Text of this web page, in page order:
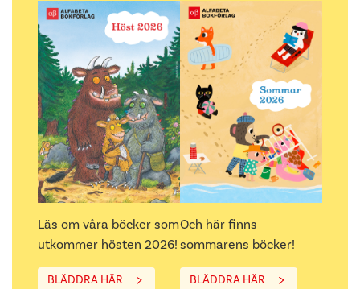
Läs om våra böcker som
utkommer hösten 2026!
BLÄDDRA HÄR
Och här finns
sommarens böcker!
BLÄDDRA HÄR